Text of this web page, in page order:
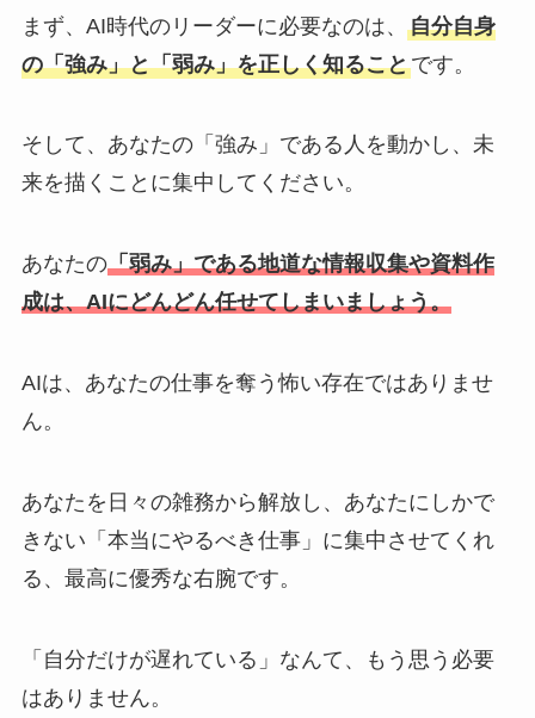
まず、AI時代のリーダーに必要なのは、 自分自身
の「強み」と「弱み」を正しく知ることです。
そして、あなたの「強み」である人を動かし、未
来を描くことに集中してください。
あなたの「弱み」である地道な情報収集や資料作
成は、AIにどんどん任せてしまいましょう。
AIは、あなたの仕事を奪う怖い存在ではありませ
ん。
あなたを日々の雑務から解放し、あなたにしかで
きない「本当にやるべき仕事」に集中させてくれ
る、最高に優秀な右腕です。
「自分だけが遅れている」なんて、もう思う必要
はありません。